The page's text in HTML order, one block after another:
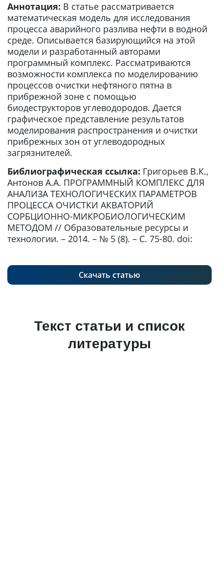
Аннотация: В статье рассматривается
математическая модель для исследования
процесса аварийного разлива нефти в водной
среде. Описывается базирующийся на этой
модели и разработанный авторами
программный комплекс. Рассматриваются
возможности комплекса по моделированию
процессов очистки нефтяного пятна в
прибрежной зоне с помощью
биодеструкторов углеводородов. Дается
графическое представление результатов
моделирования распространения и очистки
прибрежных зон от углеводородных
загрязнителей.
Библиографическая ссылка: Григорьев В.К.,
Антонов А.А. ПРОГРАММНЫЙ КОМПЛЕКС ДЛЯ
АНАЛИЗА ТЕХНОЛОГИЧЕСКИХ ПАРАМЕТРОВ
ПРОЦЕССА ОЧИСТКИ АКВАТОРИЙ
СОРБЦИОННО-МИКРОБИОЛОГИЧЕСКИМ
МЕТОДОМ // Образовательные ресурсы и
технологии. – 2014. – № 5 (8). – С. 75-80. doi:
Скачать статью
Текст статьи и список
литературы